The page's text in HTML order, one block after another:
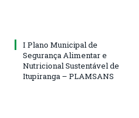
I Plano Municipal de
Segurança Alimentar e
Nutricional Sustentável de
Itupiranga – PLAMSANS